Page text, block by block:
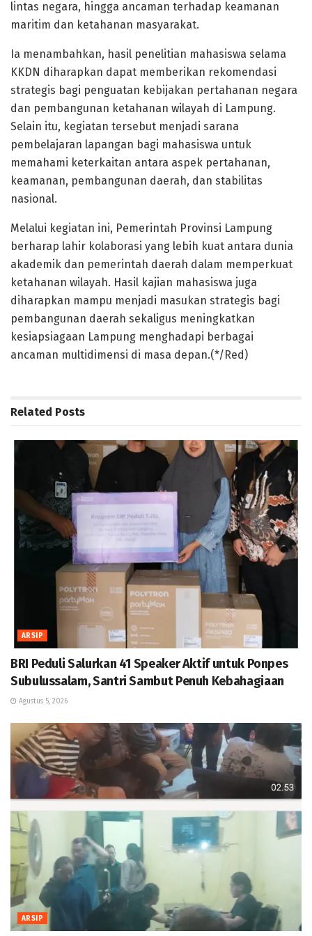
lintas negara, hingga ancaman terhadap keamanan
maritim dan ketahanan masyarakat.
Ia menambahkan, hasil penelitian mahasiswa selama
KKDN diharapkan dapat memberikan rekomendasi
strategis bagi penguatan kebijakan pertahanan negara
dan pembangunan ketahanan wilayah di Lampung.
Selain itu, kegiatan tersebut menjadi sarana
pembelajaran lapangan bagi mahasiswa untuk
memahami keterkaitan antara aspek pertahanan,
keamanan, pembangunan daerah, dan stabilitas
nasional.
Melalui kegiatan ini, Pemerintah Provinsi Lampung
berharap lahir kolaborasi yang lebih kuat antara dunia
akademik dan pemerintah daerah dalam memperkuat
ketahanan wilayah. Hasil kajian mahasiswa juga
diharapkan mampu menjadi masukan strategis bagi
pembangunan daerah sekaligus meningkatkan
kesiapsiagaan Lampung menghadapi berbagai
ancaman multidimensi di masa depan.(*/Red)
Related Posts
ARSIP
BRI Peduli Salurkan 41 Speaker Aktif untuk Ponpes
Subulussalam, Santri Sambut Penuh Kebahagiaan
Agustus 5, 2026
ARSIP